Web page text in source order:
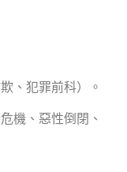
、犯罪前科）。
機、惡性倒閉、